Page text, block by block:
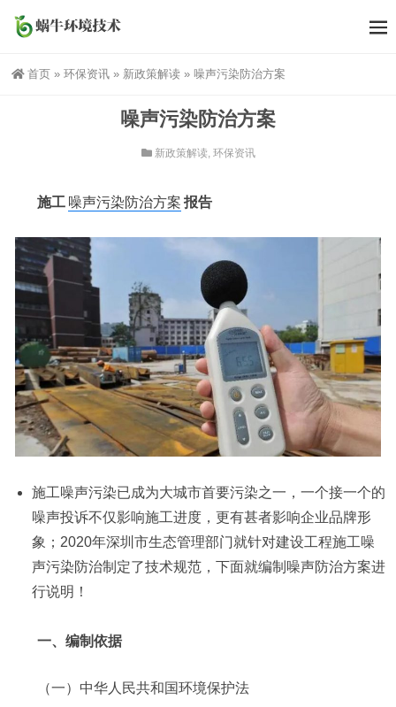
首页 » 环保资讯 » 新政策解读 » 噪声污染防治方案
噪声污染防治方案
新政策解读, 环保资讯
施工 噪声污染防治方案 报告
施工噪声污染已成为大城市首要污染之一，一个接一个的
噪声投诉不仅影响施工进度，更有甚者影响企业品牌形
象；2020年深圳市生态管理部门就针对建设工程施工噪
声污染防治制定了技术规范，下面就编制噪声防治方案进
行说明！
一、编制依据
（一）中华人民共和国环境保护法